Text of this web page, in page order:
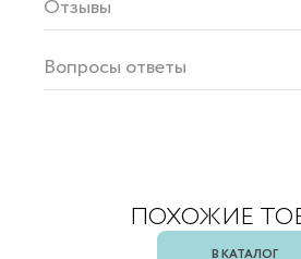
Отзывы
Вопросы ответы
ПОХОЖИЕ
В КАТАЛОГ